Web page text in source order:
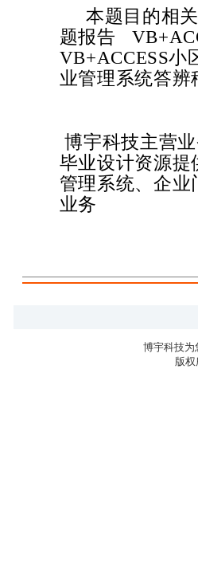
本题目的相关
题报告
VB+ACCESS小
业管理系统答辨
博宇科技主营
毕业设计资源
管理系统、企业
业务
博宇科技为
版